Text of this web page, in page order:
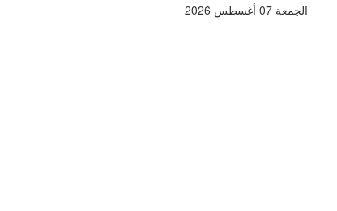
الجمعة 07 أغسطس 2026